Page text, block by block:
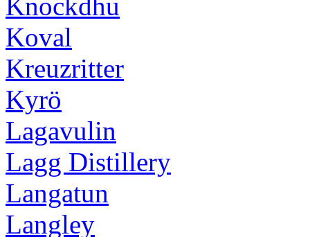
Knockdhu
Koval
Kreuzritter
Kyrö
Lagavulin
Lagg Distillery
Langatun
Langley